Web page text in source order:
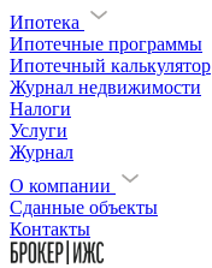
Ипотека
Ипотечные программы
Ипотечный калькулятор
Журнал недвижимости
Налоги
Услуги
Журнал
О компании
Сданные объекты
Контакты